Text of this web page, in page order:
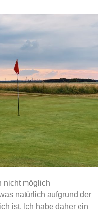
nicht möglich
natürlich aufgrund der
ist. Ich habe daher ein